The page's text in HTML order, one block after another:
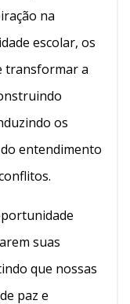
na
escolar, os
transformar a
os
entendimento
suas
que nossas
paz e